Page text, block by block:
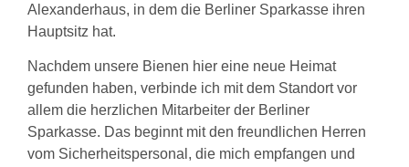
Alexanderhaus, in dem die Berliner Sparkasse ihren
Hauptsitz hat.
Nachdem unsere Bienen hier eine neue Heimat
gefunden haben, verbinde ich mit dem Standort vor
allem die herzlichen Mitarbeiter der Berliner
Sparkasse. Das beginnt mit den freundlichen Herren
vom Sicherheitspersonal, die mich empfangen und